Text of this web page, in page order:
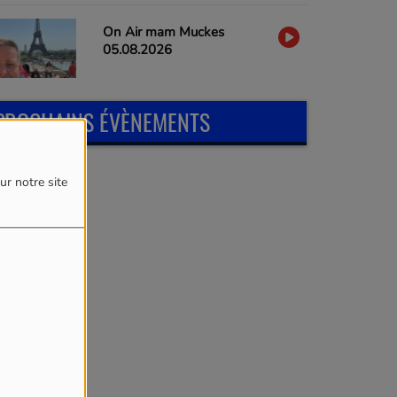
notre site
On Air mam Muckes
05.08.2026
ÉVÈNEMENTS